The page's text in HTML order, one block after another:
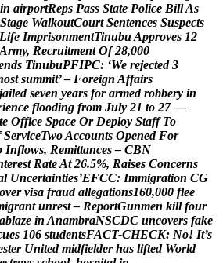
in airportReps Pass State Police BillAs
Stage WalkoutCourt Sentences Suspects
Life ImprisonmentTinubuApproves 12
Army, Recruitment Of 28,000
nds TinubuPFIPC: ‘We rejected 3
ost summit’ – Foreign Affairs
jailed seven years for armed robbery in
ience flooding from July 21 to 27 —
te Office Space Or Deploy Staff To
ServiceTwoAccounts Opened For
Inflows, Remittances – CBN
terest RateAt 26.5%, Raises Concerns
l Uncertainties’EFCC: Immigration CG
over visa fraud allegations160,000 flee
igrant unrest – ReportGunmen kill four
ablaze in AnambraNSCDC uncovers fake
ues 106 studentsFACT-CHECK: No! It’s
ster United midfielder has lifted World